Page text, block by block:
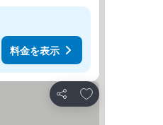
料金を表示
シェア
お気に入りに追加